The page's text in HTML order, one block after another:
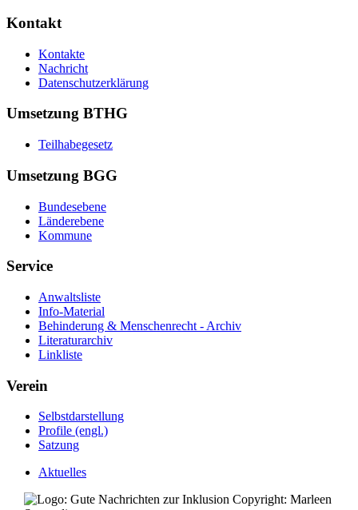
Kontakt
Kontakte
Nachricht
Datenschutzerklärung
Umsetzung BTHG
Teilhabegesetz
Umsetzung BGG
Bundesebene
Länderebene
Kommune
Service
Anwaltsliste
Info-Material
Behinderung & Menschenrecht - Archiv
Literaturarchiv
Linkliste
Verein
Selbstdarstellung
Profile (engl.)
Satzung
Aktuelles